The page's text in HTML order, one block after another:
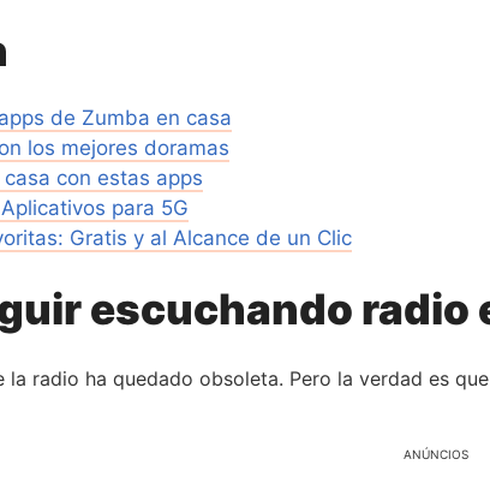
de Zumba en casa
los mejores doramas
con estas apps
para 5G
Gratis y al Alcance de un Clic
escuchando radio
la radio ha quedado obsoleta. Pero la verdad es
ANÚNCIOS